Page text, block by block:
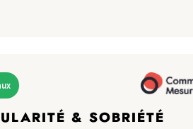
& SOBRIÉTÉ